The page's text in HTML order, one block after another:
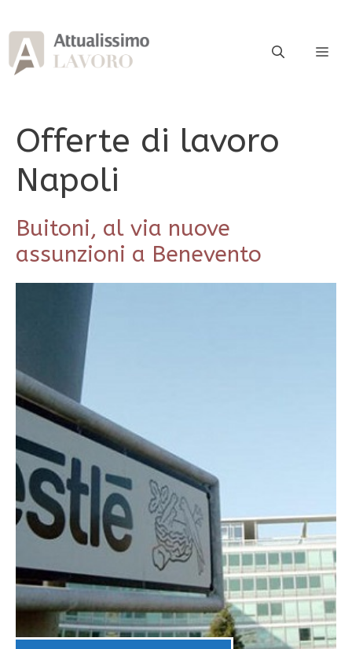
al
contenuto
Offerte di lavoro
Napoli
Buitoni, al via nuove
assunzioni a Benevento